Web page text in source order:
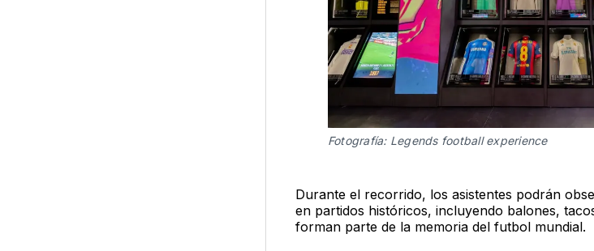
Fotografía: Legends football experience
Durante el recorrido, los asistentes podrán
en partidos históricos, incluyendo balones,
forman parte de la memoria del futbol mundial.